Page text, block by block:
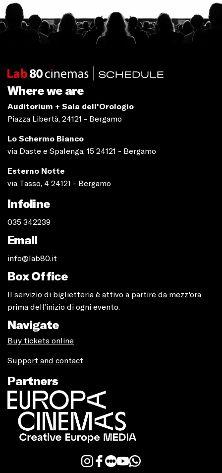
Where we are
Auditorium + Sala dell'Orologio
Piazza Libertà, 24121 - Bergamo
Lo Schermo Bianco
via Daste e Spalenga, 15 24121 - Bergamo
Esterno Notte
via Tasso, 4 24121 - Bergamo
Infoline
035 342239
Email
info@lab80.it
Box Office
Il servizio di biglietteria è attivo a partire da mezz'ora
prima dell’inizio di ogni evento.
Navigate
Buy tickets online
Support and contact
Partners